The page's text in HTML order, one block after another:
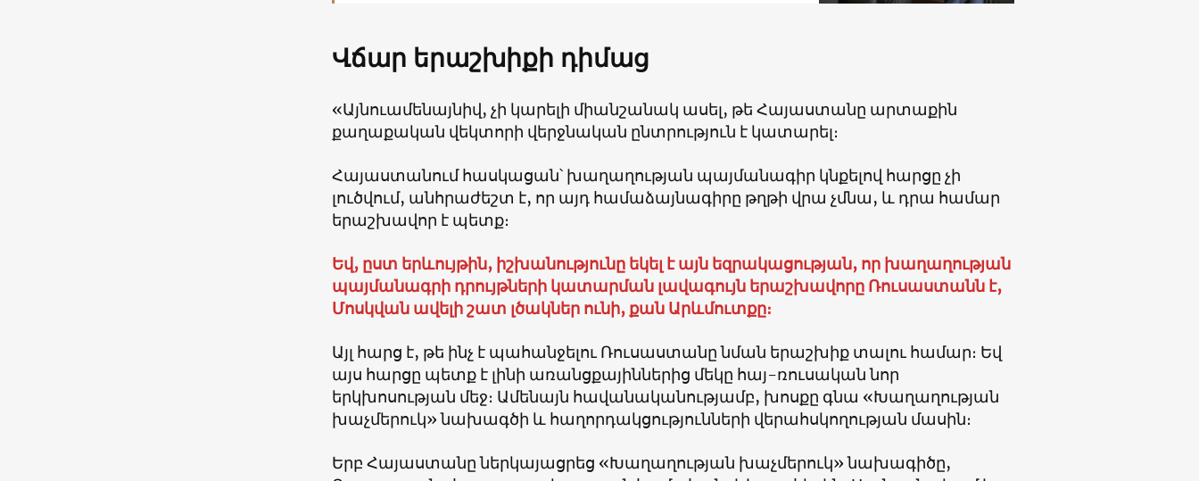
Վճար երաշխիքի դիմաց
«Այնուամենայնիվ, չի կարելի միանշանակ ասել, թե Հայաստանը արտաքին
քաղաքական վեկտորի վերջնական ընտրություն է կատարել։
Հայաստանում հասկացան՝ խաղաղության պայմանագիր կնքելով հարցը չի
լուծվում, անհրաժեշտ է, որ այդ համաձայնագիրը թղթի վրա չմնա, և դրա համար
երաշխավոր է պետք։
Եվ, ըստ երևույթին, իշխանությունը եկել է այն եզրակացության, որ խաղաղության
պայմանագրի դրույթների կատարման լավագույն երաշխավորը Ռուսաստանն է,
Մոսկվան ավելի շատ լծակներ ունի, քան Արևմուտքը։
Այլ հարց է, թե ինչ է պահանջելու Ռուսաստանը նման երաշխիք տալու համար։ Եվ
այս հարցը պետք է լինի առանցքայիններից մեկը հայ-ռուսական նոր
երկխոսության մեջ։ Ամենայն հավանականությամբ, խոսքը գնա «Խաղաղության
խաչմերուկ» նախագծի և հաղորդակցությունների վերահսկողության մասին։
Երբ Հայաստանը ներկայացրեց «Խաղաղության խաչմերուկ» նախագիծը,